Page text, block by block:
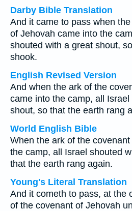
Darby Bible Translation
And it came to pass when
of Jehovah came into the
shouted with a great shout,
shook.
English Revised Version
And when the ark of the
came into the camp, all
shout, so that the earth rang
World English Bible
When the ark of the
the camp, all Israel shouted
that the earth rang again.
Young's Literal Translation
And it cometh to pass, at the
of the covenant of Jehovah